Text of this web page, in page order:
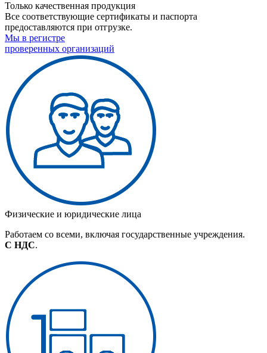
Только качественная продукция
Все соответствующие сертификаты и паспорта
предоставляются при отгрузке.
Мы в регистре
проверенных организаций
Физические и юридические лица
Работаем со всеми, включая государственные учреждения.
С НДС.